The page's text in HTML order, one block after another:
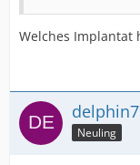
Welches Implantat
Neuling